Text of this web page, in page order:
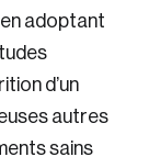
adoptant
d’un
autres
sains